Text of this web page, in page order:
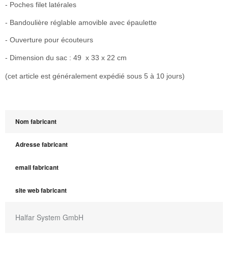
- Poches filet latérales
- Bandoulière réglable amovible avec épaulette
- Ouverture pour écouteurs
- Dimension du sac : 49 x 33 x 22 cm
(cet article est généralement expédié sous 5 à 10 jours)
Nom fabricant
Adresse fabricant
email fabricant
site web fabricant
Halfar System GmbH